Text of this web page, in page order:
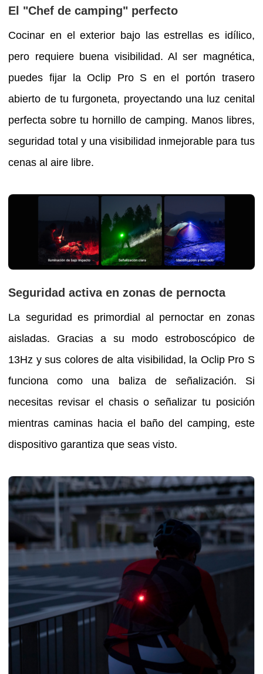
El "Chef de camping" perfecto
Cocinar en el exterior bajo las estrellas es idílico,
pero requiere buena visibilidad. Al ser magnética,
puedes fijar la Oclip Pro S en el portón trasero
abierto de tu furgoneta, proyectando una luz cenital
perfecta sobre tu hornillo de camping. Manos libres,
seguridad total y una visibilidad inmejorable para tus
cenas al aire libre.
Seguridad activa en zonas de pernocta
La seguridad es primordial al pernoctar en zonas
aisladas. Gracias a su modo estroboscópico de
13Hz y sus colores de alta visibilidad, la Oclip Pro S
funciona como una baliza de señalización. Si
necesitas revisar el chasis o señalizar tu posición
mientras caminas hacia el baño del camping, este
dispositivo garantiza que seas visto.